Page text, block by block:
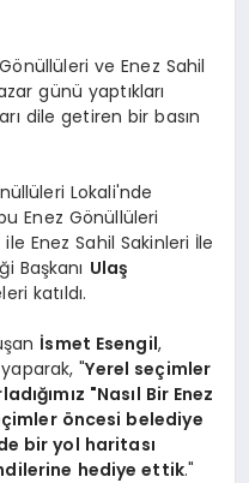
ve Enez Sahil
günü yaptıkları
dile getiren bir basın
Lokali'nde
Enez Gönüllüleri
ile Enez Sahil Sakinleri İle
Başkanı Ulaş
katıldı.
İsmet Esengil,
"Yerel seçimler
"Nasıl Bir Enez
öncesi belediye
bir yol haritası
hediye ettik."